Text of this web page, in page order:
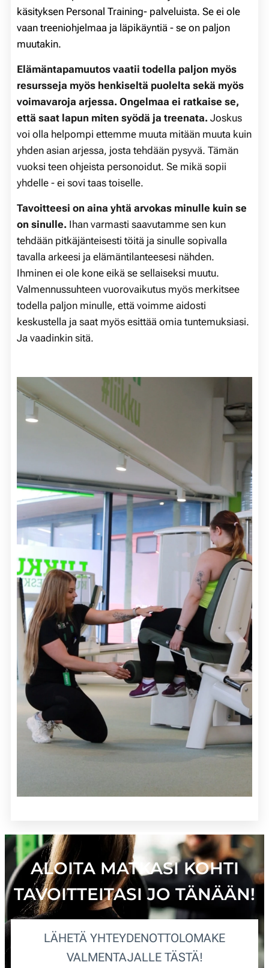
käsityksen Personal Training- palveluista. Se ei ole
vaan treeniohjelmaa ja läpikäyntiä - se on paljon
muutakin.
Elämäntapamuutos vaatii todella paljon myös
resursseja myös henkiseltä puolelta sekä myös
voimavaroja arjessa. Ongelmaa ei ratkaise se,
että saat lapun miten syödä ja treenata. Joskus
voi olla helpompi ettemme muuta mitään muuta kuin
yhden asian arjessa, josta tehdään pysyvä. Tämän
vuoksi teen ohjeista personoidut. Se mikä sopii
yhdelle - ei sovi taas toiselle.
Tavoitteesi on aina yhtä arvokas minulle kuin se
on sinulle. Ihan varmasti saavutamme sen kun
tehdään pitkäjänteisesti töitä ja sinulle sopivalla
tavalla arkeesi ja elämäntilanteesesi nähden.
Ihminen ei ole kone eikä se sellaiseksi muutu.
Valmennussuhteen vuorovaikutus myös merkitsee
todella paljon minulle, että voimme aidosti
keskustella ja saat myös esittää omia tuntemuksiasi.
Ja vaadinkin sitä.
ALOITA MATKASI KOHTI
TAVOITTEITASI JO TÄNÄÄN!
LÄHETÄ YHTEYDENOTTOLOMAKE
VALMENTAJALLE TÄSTÄ!